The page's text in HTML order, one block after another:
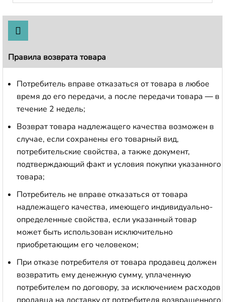
Правила возврата товара
Потребитель вправе отказаться от товара в любое
время до его передачи, а после передачи товара — в
течение 2 недель;
Возврат товара надлежащего качества возможен в
случае, если сохранены его товарный вид,
потребительские свойства, а также документ,
подтверждающий факт и условия покупки указанного
товара;
Потребитель не вправе отказаться от товара
надлежащего качества, имеющего индивидуально-
определенные свойства, если указанный товар
может быть использован исключительно
приобретающим его человеком;
При отказе потребителя от товара продавец должен
возвратить ему денежную сумму, уплаченную
потребителем по договору, за исключением расходов